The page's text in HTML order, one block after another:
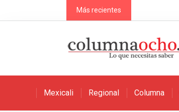
k
Más recientes
Mexicali Regional Columna